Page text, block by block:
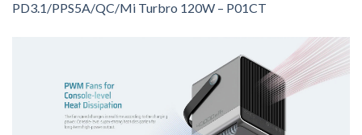
PD3.1/PPS5A/QC/Mi Turbro 120W – P01CT